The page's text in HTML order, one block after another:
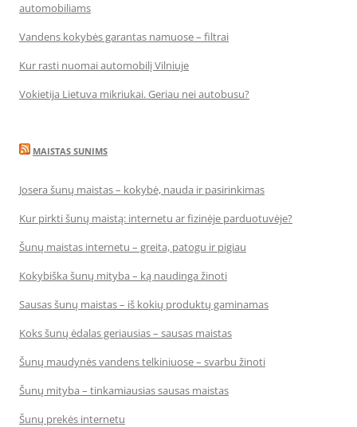
automobiliams
Vandens kokybės garantas namuose – filtrai
Kur rasti nuomai automobilį Vilniuje
Vokietija Lietuva mikriukai. Geriau nei autobusu?
MAISTAS SUNIMS
Josera šunų maistas – kokybė, nauda ir pasirinkimas
Kur pirkti šunų maistą: internetu ar fizinėje parduotuvėje?
Šunų maistas internetu – greita, patogu ir pigiau
Kokybiška šunų mityba – ką naudinga žinoti
Sausas šunų maistas – iš kokių produktų gaminamas
Koks šunų ėdalas geriausias – sausas maistas
Šunų maudynės vandens telkiniuose – svarbu žinoti
Šunų mityba – tinkamiausias sausas maistas
Šunų prekės internetu